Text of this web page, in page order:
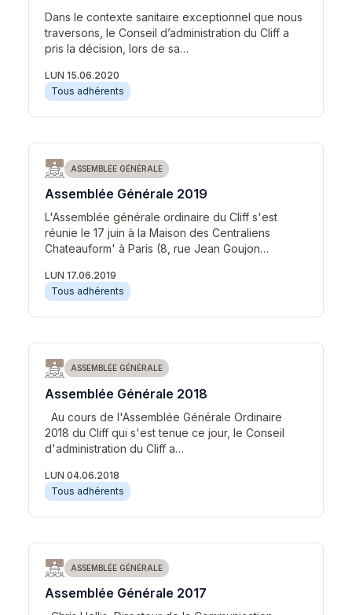
Dans le contexte sanitaire exceptionnel que nous
traversons, le Conseil d’administration du Cliff a
pris la décision, lors de sa…
LUN 15.06.2020
Tous adhérents
ASSEMBLÉE GÉNÉRALE
Assemblée Générale 2019
L'Assemblée générale ordinaire du Cliff s'est
réunie le 17 juin à la Maison des Centraliens
Chateauform' à Paris (8, rue Jean Goujon…
LUN 17.06.2019
Tous adhérents
ASSEMBLÉE GÉNÉRALE
Assemblée Générale 2018
Au cours de l'Assemblée Générale Ordinaire
2018 du Cliff qui s'est tenue ce jour, le Conseil
d'administration du Cliff a…
LUN 04.06.2018
Tous adhérents
ASSEMBLÉE GÉNÉRALE
Assemblée Générale 2017